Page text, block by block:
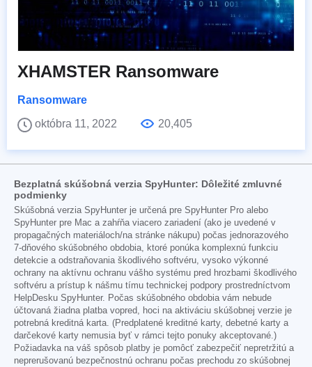
XHAMSTER Ransomware
Ransomware
októbra 11, 2022
20,405
Bezplatná skúšobná verzia SpyHunter: Dôležité zmluvné
podmienky
Skúšobná verzia SpyHunter je určená pre SpyHunter Pro alebo
SpyHunter pre Mac a zahŕňa viacero zariadení (ako je uvedené v
propagačných materiáloch/na stránke nákupu) počas jednorazového
7-dňového skúšobného obdobia, ktoré ponúka komplexnú funkciu
detekcie a odstraňovania škodlivého softvéru, vysoko výkonné
ochrany na aktívnu ochranu vášho systému pred hrozbami škodlivého
softvéru a prístup k nášmu tímu technickej podpory prostredníctvom
HelpDesku SpyHunter. Počas skúšobného obdobia vám nebude
účtovaná žiadna platba vopred, hoci na aktiváciu skúšobnej verzie je
potrebná kreditná karta. (Predplatené kreditné karty, debetné karty a
darčekové karty nemusia byť v rámci tejto ponuky akceptované.)
Požiadavka na váš spôsob platby je pomôcť zabezpečiť nepretržitú a
neprerušovanú bezpečnostnú ochranu počas prechodu zo skúšobnej